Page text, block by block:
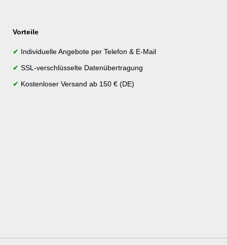
Vorteile
✔ Individuelle Angebote per Telefon & E-Mail
✔ SSL-verschlüsselte Datenübertragung
✔ Kostenloser Versand ab 150 € (DE)